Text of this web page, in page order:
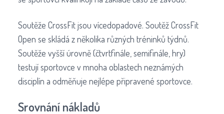
Soutěže CrossFit jsou vícedopadové. Soutěž CrossFit
Open se skládá z několika různých tréninků týdnů.
Soutěže vyšší úrovně (čtvrtfinále, semifinále, hry)
testují sportovce v mnoha oblastech neznámých
disciplín a odměňuje nejlépe připravené sportovce.
Srovnání nákladů